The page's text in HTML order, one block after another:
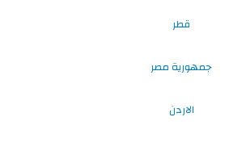
قطر
جمهورية مصر
الاردن